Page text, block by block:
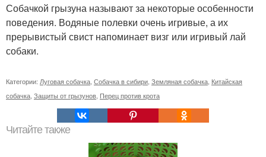
Собачкой грызуна называют за некоторые особенности
поведения. Водяные полевки очень игривые, а их
прерывистый свист напоминает визг или игривый лай
собаки.
Категории: Луговая собачка Собачка в сибири Земляная собачка Китайская
собачка Защиты от грызунов Перец против крота
Читайте также